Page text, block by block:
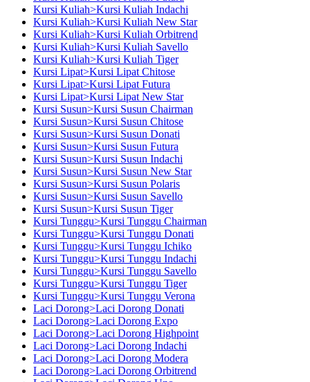
Kursi Kuliah>Kursi Kuliah Indachi
Kursi Kuliah>Kursi Kuliah New Star
Kursi Kuliah>Kursi Kuliah Orbitrend
Kursi Kuliah>Kursi Kuliah Savello
Kursi Kuliah>Kursi Kuliah Tiger
Kursi Lipat>Kursi Lipat Chitose
Kursi Lipat>Kursi Lipat Futura
Kursi Lipat>Kursi Lipat New Star
Kursi Susun>Kursi Susun Chairman
Kursi Susun>Kursi Susun Chitose
Kursi Susun>Kursi Susun Donati
Kursi Susun>Kursi Susun Futura
Kursi Susun>Kursi Susun Indachi
Kursi Susun>Kursi Susun New Star
Kursi Susun>Kursi Susun Polaris
Kursi Susun>Kursi Susun Savello
Kursi Susun>Kursi Susun Tiger
Kursi Tunggu>Kursi Tunggu Chairman
Kursi Tunggu>Kursi Tunggu Donati
Kursi Tunggu>Kursi Tunggu Ichiko
Kursi Tunggu>Kursi Tunggu Indachi
Kursi Tunggu>Kursi Tunggu Savello
Kursi Tunggu>Kursi Tunggu Tiger
Kursi Tunggu>Kursi Tunggu Verona
Laci Dorong>Laci Dorong Donati
Laci Dorong>Laci Dorong Expo
Laci Dorong>Laci Dorong Highpoint
Laci Dorong>Laci Dorong Indachi
Laci Dorong>Laci Dorong Modera
Laci Dorong>Laci Dorong Orbitrend